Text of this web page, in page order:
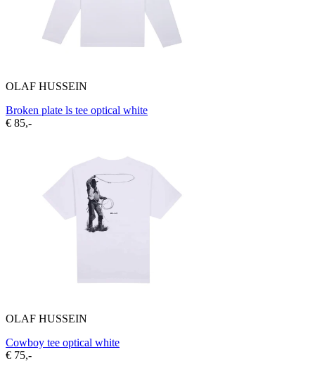
OLAF HUSSEIN
Broken plate ls tee optical white
€ 85,-
OLAF HUSSEIN
Cowboy tee optical white
€ 75,-